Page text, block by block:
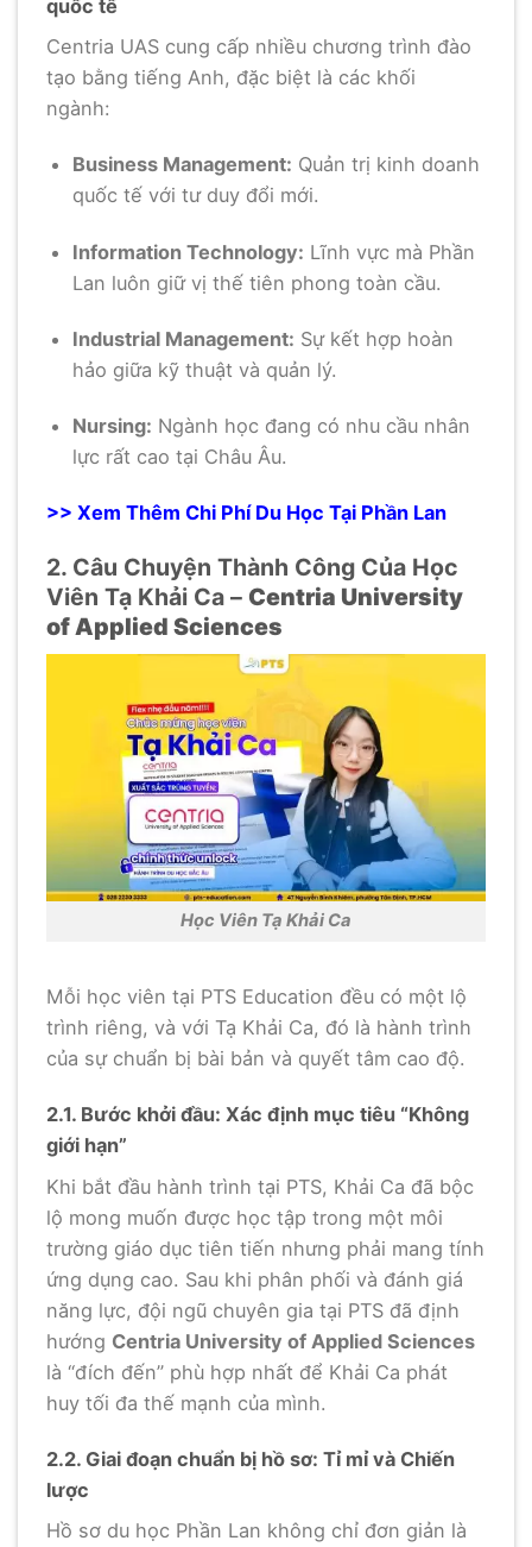
quốc tế
Centria UAS cung cấp nhiều chương trình đào
tạo bằng tiếng Anh, đặc biệt là các khối
ngành:
Business Management: Quản trị kinh doanh
quốc tế với tư duy đổi mới.
Information Technology: Lĩnh vực mà Phần
Lan luôn giữ vị thế tiên phong toàn cầu.
Industrial Management: Sự kết hợp hoàn
hảo giữa kỹ thuật và quản lý.
Nursing: Ngành học đang có nhu cầu nhân
lực rất cao tại Châu Âu.
>> Xem Thêm Chi Phí Du Học Tại Phần Lan
2. Câu Chuyện Thành Công Của Học
Viên Tạ Khải Ca – Centria University
of Applied Sciences
Học Viên Tạ Khải Ca
Mỗi học viên tại PTS Education đều có một lộ
trình riêng, và với Tạ Khải Ca, đó là hành trình
của sự chuẩn bị bài bản và quyết tâm cao độ.
2.1. Bước khởi đầu: Xác định mục tiêu “Không
giới hạn”
Khi bắt đầu hành trình tại PTS, Khải Ca đã bộc
lộ mong muốn được học tập trong một môi
trường giáo dục tiên tiến nhưng phải mang tính
ứng dụng cao. Sau khi phân phối và đánh giá
năng lực, đội ngũ chuyên gia tại PTS đã định
hướng Centria University of Applied Sciences
là “đích đến” phù hợp nhất để Khải Ca phát
huy tối đa thế mạnh của mình.
2.2. Giai đoạn chuẩn bị hồ sơ: Tỉ mỉ và Chiến
lược
Hồ sơ du học Phần Lan không chỉ đơn giản là